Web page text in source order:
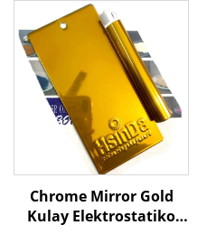
Chrome Mirror Gold
Kulay Elektrostatiko